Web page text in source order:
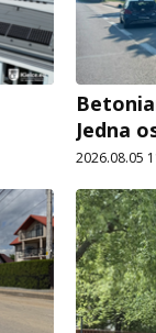
Jedna
2026.08.05